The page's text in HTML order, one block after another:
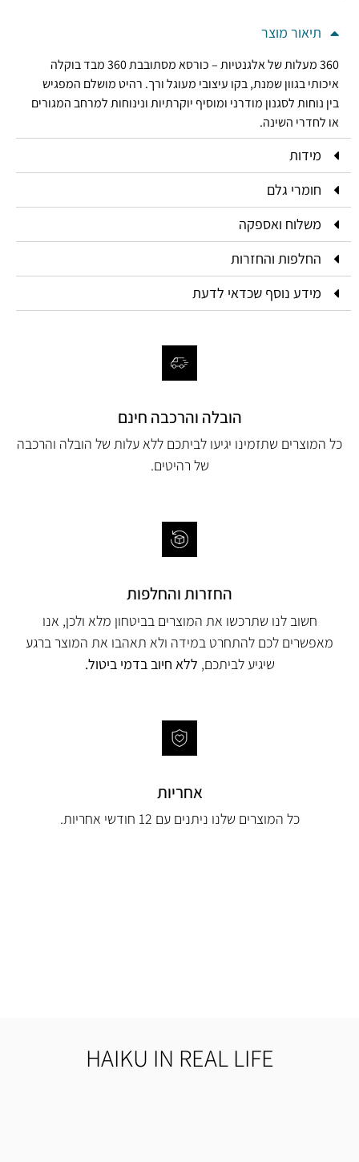
תיאור מוצר
360 מעלות של אלגנטיות – כורסא מסתובבת 360 מבד בוקלה
איכותי בגוון שמנת, בקו עיצובי מעוגל ורך. רהיט מושלם המפגיש
בין נוחות לסגנון מודרני ומוסיף יוקרתיות ונינוחות למרחב המגורים
או לחדרי השינה.
מידות
חומרי גלם
משלוח ואספקה
החלפות והחזרות
מידע נוסף שכדאי לדעת
הובלה והרכבה חינם
כל המוצרים שתזמינו יגיעו לביתכם ללא עלות של הובלה והרכבה
של רהיטים.
החזרות והחלפות
חשוב לנו שתרכשו את המוצרים בביטחון מלא ולכן, אנו
מאפשרים לכם להתחרט במידה ולא תאהבו את המוצר ברגע
שיגיע לביתכם, ללא חיוב בדמי ביטול.
אחריות
כל המוצרים שלנו ניתנים עם 12 חודשי אחריות.
HAIKU IN REAL LIFE